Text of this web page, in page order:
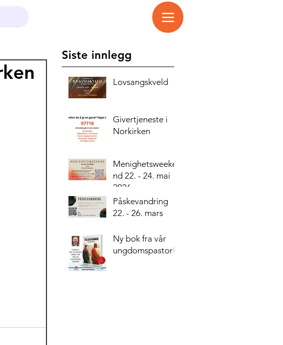
Siste innlegg
Lovsangskveld
Givertjeneste i
Norkirken
Menighetsweeke
nd 22. - 24. mai
2026
Påskevandring
22. - 26. mars
Ny bok fra vår
ungdomspastor!